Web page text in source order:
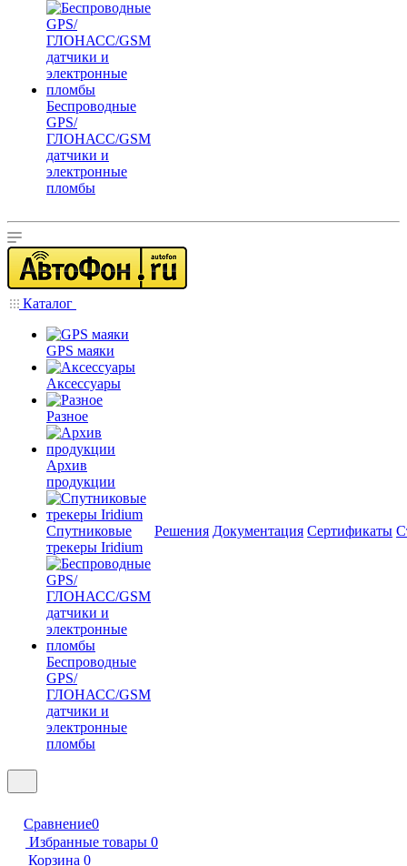
Беспроводные
GPS/
ГЛОНАСС/GSM
датчики и
электронные
пломбы
Каталог
GPS маяки
Аксессуары
Разное
Архив
продукции
Спутниковые
трекеры Iridium
Беспроводные
GPS/
ГЛОНАСС/GSM
датчики и
электронные
пломбы
Решения Документация Сертификаты
Сравнение0
Избранные товары 0
Корзина 0